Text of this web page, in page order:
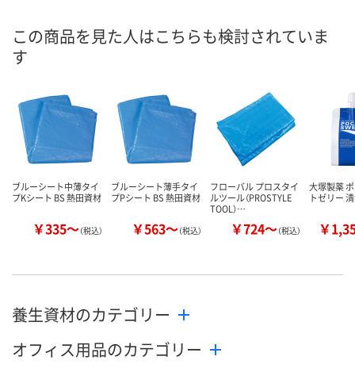
カゴへ カゴへ カ
この商品を見た人はこちらも検討されていま
す
ブルーシート中薄タイ
プKシート BS 熱田資材
￥335～（税込）
ブルーシート薄手タイ
プPシート BS 熱田資材
￥563～（税込）
フローバル プロスタイ
ルツール（PROSTYLE
TOOL）…
￥724～（税込）
大塚製薬
トゼリー
￥
養生資材のカテゴリー
オフィス用品のカテゴリー